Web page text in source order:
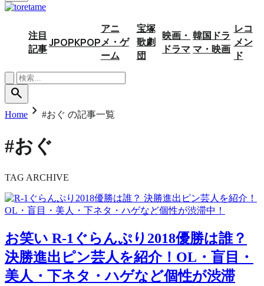
注目
記事JPOPKPOP
アニ
メ・ゲ
ーム
宝塚
歌劇
団
映画・
ドラマ
韓国ドラ
マ・映画
レコ
メン
ド
search
Home chevron_right #おぐ の記事一覧
#おぐ
TAG ARCHIVE
お笑い R-1ぐらんぷり2018優勝は誰？
決勝進出ピン芸人を紹介！OL・盲目・
美人・下ネタ・ハゲなど個性が渋滞